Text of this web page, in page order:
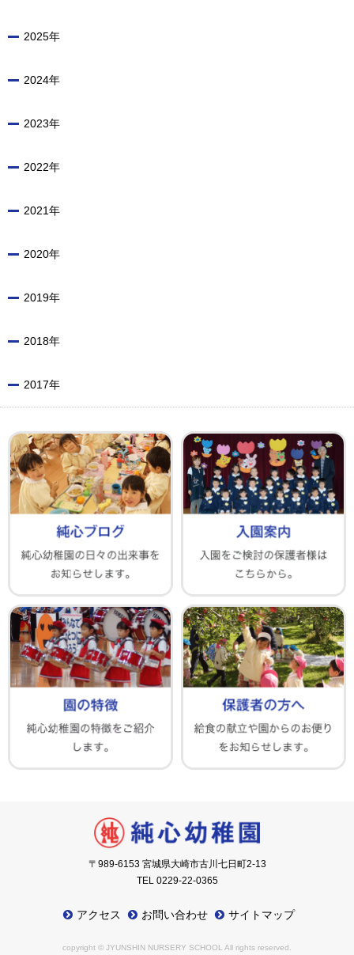
2025年
2024年
2023年
2022年
2021年
2020年
2019年
2018年
2017年
〒989-6153 宮城県大崎市古川七日町2-13
TEL 0229-22-0365
アクセス お問い合わせ サイトマップ
copyright © JYUNSHIN NURSERY SCHOOL All rights reserved.